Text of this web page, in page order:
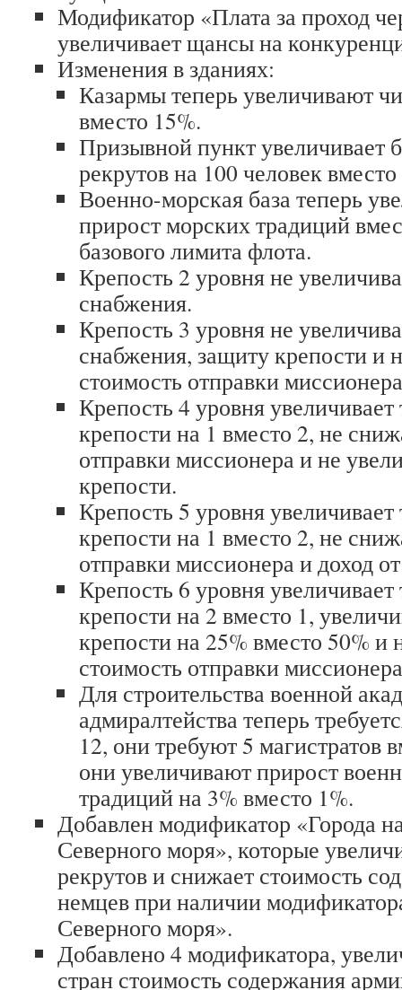
Модификатор «Плата за проход
увеличивает щансы на
Изменения в зданиях:
Казармы теперь увеличивают
вместо 15%.
Призывной пункт увеличивает
рекрутов на 100 человек
Военно-морская база теперь
прирост морских традиций
базового лимита флота.
Крепость 2 уровня не
снабжения.
Крепость 3 уровня не
снабжения, защиту крепости и
стоимость отправки
Крепость 4 уровня увеличивает
крепости на 1 вместо 2, не
отправки миссионера и не
крепости.
Крепость 5 уровня увеличивает
крепости на 1 вместо 2, не
отправки миссионера и доход
Крепость 6 уровня увеличивает
крепости на 2 вместо 1,
крепости на 25% вместо 50% и
стоимость отправки
Для строительства военной
адмиралтейства теперь
12, они требуют 5 магистратов
они увеличивают прирост
традиций на 3% вместо 1%.
Добавлен модификатор «Города
Северного моря», которые
рекрутов и снижает стоимость
немцев при наличии
Северного моря».
Добавлено 4 модификатора,
стран стоимость содержания